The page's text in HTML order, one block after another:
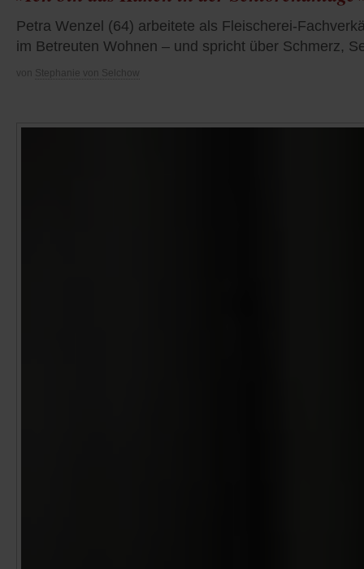
Petra Wenzel (64) arbeitete als Fleischerei-
im Betreuten Wohnen – und spricht über Schmerz,
von Stephanie von Selchow